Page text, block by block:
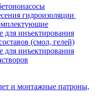
гидроизоляции
для инъектирования
(смол, гелей)
для инъектирования
и монтажные патроны,